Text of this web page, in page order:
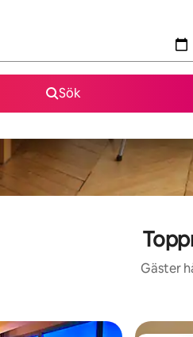
Sök
Gäster